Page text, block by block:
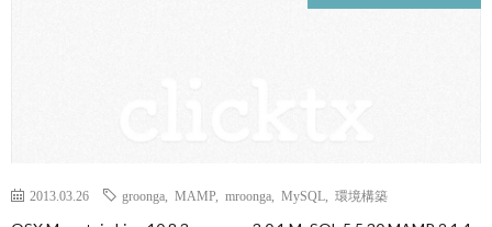
2013.03.26 groonga MAMP mroonga MySQL 環境構築